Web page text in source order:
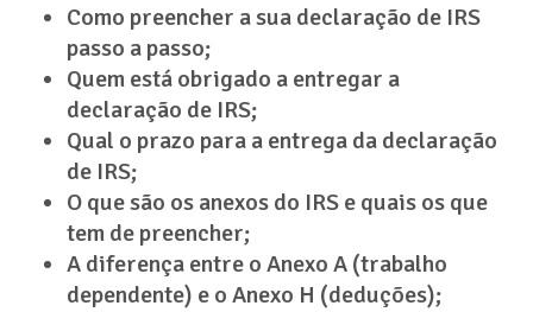
Como preencher a sua declaração de IRS
passo a passo;
Quem está obrigado a entregar a
declaração de IRS;
Qual o prazo para a entrega da declaração
de IRS;
O que são os anexos do IRS e quais os que
tem de preencher;
A diferença entre o Anexo A (trabalho
dependente) e o Anexo H (deduções);